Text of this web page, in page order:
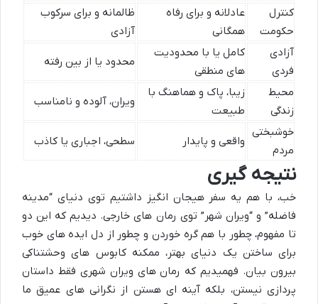
کنترل
حکومت
عادلانه و برای رفاه
همگانی
ظالمانه و برای سرکوب
آزادی
آزادی
فردی
کامل یا با محدودیت
های منطقی
محدود یا از بین رفته
محیط
زندگی
زیبا، پاک و هماهنگ با
طبیعت
ویران، آلوده و نامناسب
خوشبختی
مردم
واقعی و پایدار سطحی، اجباری یا کاذب
نتیجه گیری
خب، با هم یه سفر هیجان انگیز داشتیم توی دنیای “مدینه
فاضله” و “ویران شهر” توی رمان های خارجی. دیدیم که این دو
تا مفهوم، چطور با هم گره خوردن و چطور از دل ایده های خوب
برای ساختن یک دنیای بهتر، ممکنه کابوس های وحشتناکی
بیرون بیان. فهمیدیم که رمان های ویران شهری فقط داستان
پردازی نیستن، بلکه آینه ای هستن از نگرانی های عمیق ما